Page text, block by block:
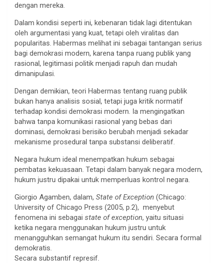
dengan mereka.
Dalam kondisi seperti ini, kebenaran tidak lagi ditentukan
oleh argumentasi yang kuat, tetapi oleh viralitas dan
popularitas. Habermas melihat ini sebagai tantangan serius
bagi demokrasi modern, karena tanpa ruang publik yang
rasional, legitimasi politik menjadi rapuh dan mudah
dimanipulasi.
Dengan demikian, teori Habermas tentang ruang publik
bukan hanya analisis sosial, tetapi juga kritik normatif
terhadap kondisi demokrasi modern. Ia mengingatkan
bahwa tanpa komunikasi rasional yang bebas dari
dominasi, demokrasi berisiko berubah menjadi sekadar
mekanisme prosedural tanpa substansi deliberatif.
Negara hukum ideal menempatkan hukum sebagai
pembatas kekuasaan. Tetapi dalam banyak negara modern,
hukum justru dipakai untuk memperluas kontrol negara.
Giorgio Agamben, dalam, State of Exception (Chicago:
University of Chicago Press (2005, p.2), menyebut
fenomena ini sebagai state of exception, yaitu situasi
ketika negara menggunakan hukum justru untuk
menangguhkan semangat hukum itu sendiri. Secara formal
demokratis.
Secara substantif represif.